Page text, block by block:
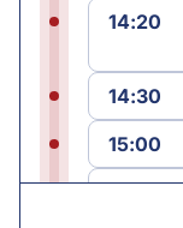
14:20
14:30
15:00